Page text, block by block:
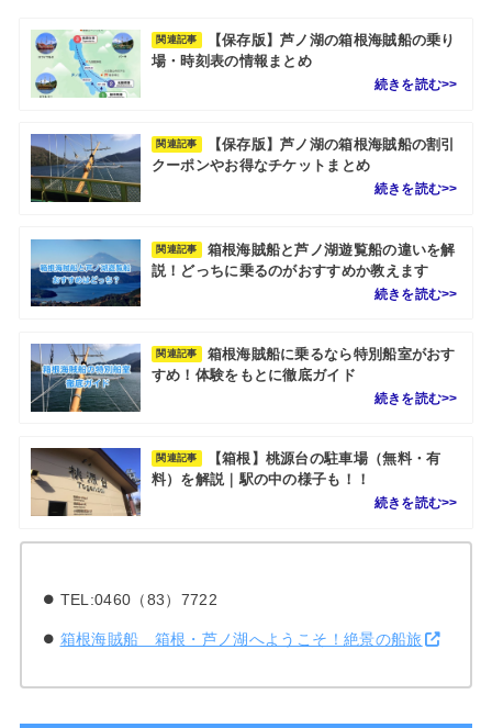
関連記事
【保存版】芦ノ湖の箱根海賊船の乗り
場・時刻表の情報まとめ
関連記事
【保存版】芦ノ湖の箱根海賊船の割引
クーポンやお得なチケットまとめ
関連記事
箱根海賊船と芦ノ湖遊覧船の違いを解
説！どっちに乗るのがおすすめか教えます
関連記事
箱根海賊船に乗るなら特別船室がおす
すめ！体験をもとに徹底ガイド
関連記事
【箱根】桃源台の駐車場（無料・有
料）を解説｜駅の中の様子も！！
TEL:0460（83）7722
箱根海賊船 箱根・芦ノ湖へようこそ！絶景の船旅